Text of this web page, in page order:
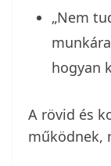
„Nem
hogyan
A rövid és
működnek,